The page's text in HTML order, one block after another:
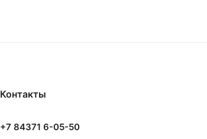
Контакты
+7 84371 6-05-50